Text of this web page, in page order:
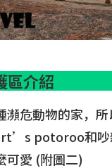
區介紹
瀕危動物的家，
potoroo和吵
可愛 (附圖二)